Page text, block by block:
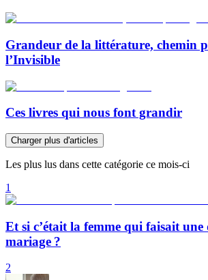
Grandeur de la littérature, chemin
l’Invisible
Ces livres qui nous font grandir
Charger plus d'articles
Les plus lus dans cette catégorie ce mois-ci
1
Et si c’était la femme qui faisait une
mariage ?
2